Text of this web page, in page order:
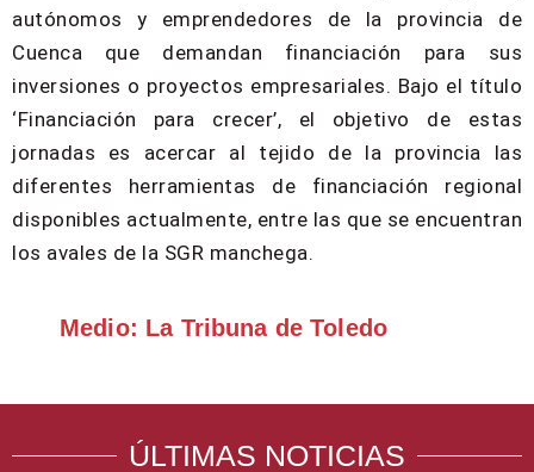
autónomos y emprendedores de la provincia de
Cuenca que demandan financiación para sus
inversiones o proyectos empresariales. Bajo el título
‘Financiación para crecer’, el objetivo de estas
jornadas es acercar al tejido de la provincia las
diferentes herramientas de financiación regional
disponibles actualmente, entre las que se encuentran
los avales de la SGR manchega.
Medio: La Tribuna de Toledo
ÚLTIMAS NOTICIAS